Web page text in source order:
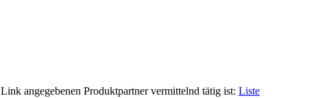
angegebenen Produktpartner vermittelnd tätig ist: Liste